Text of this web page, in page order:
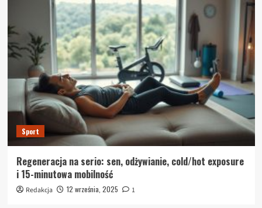
Sport
Regeneracja na serio: sen, odżywianie, cold/hot exposure
i 15-minutowa mobilność
Redakcja 12 września, 2025 1